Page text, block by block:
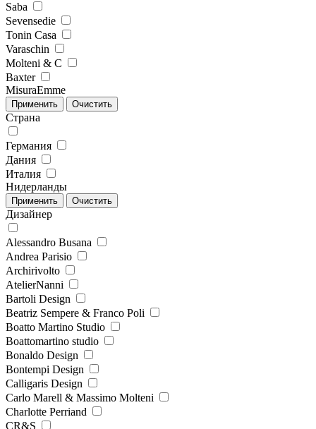
Saba
Sevensedie
Tonin Casa
Varaschin
Molteni & C
Baxter
MisuraEmme
Страна
Германия
Дания
Италия
Нидерланды
Дизайнер
Alessandro Busana
Andrea Parisio
Archirivolto
AtelierNanni
Bartoli Design
Beatriz Sempere & Franco Poli
Boatto Martino Studio
Boattomartino studio
Bonaldo Design
Bontempi Design
Calligaris Design
Carlo Marell & Massimo Molteni
Charlotte Perriand
CR&S